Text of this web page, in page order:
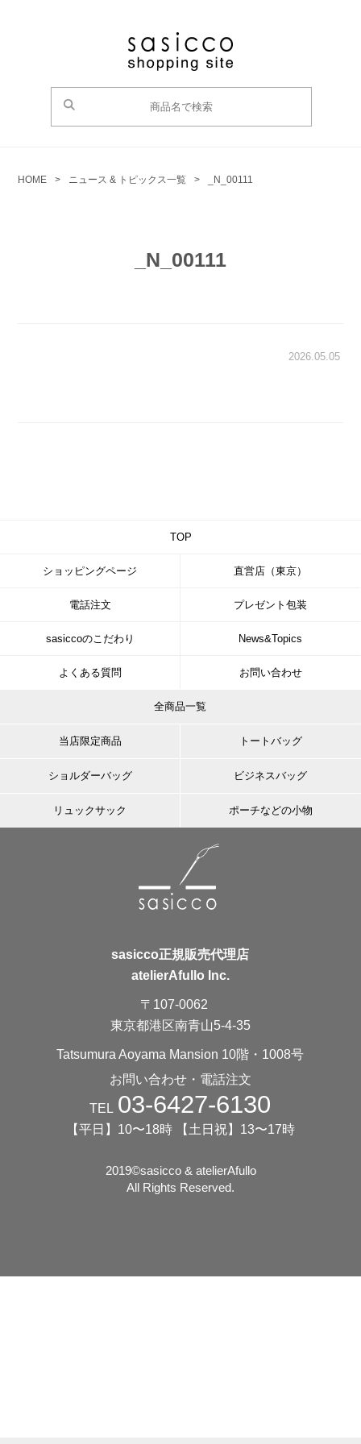
HOME > ニュース & トピックス一覧 > _N_00111
_N_00111
2026.05.05
TOP
ショッピングページ 直営店（東京）
電話注文 プレゼント包装
sasiccoのこだわり News&Topics
よくある質問 お問い合わせ
全商品一覧
当店限定商品 トートバッグ
ショルダーバッグ ビジネスバッグ
リュックサック ポーチなどの小物
sasicco正規販売代理店
atelierAfullo Inc.
〒107-0062
東京都港区南青山5-4-35
Tatsumura Aoyama Mansion 10階・1008号
お問い合わせ・電話注文
TEL 03-6427-6130
【平日】10〜18時 【土日祝】13〜17時
2019©️sasicco & atelierAfullo
All Rights Reserved.